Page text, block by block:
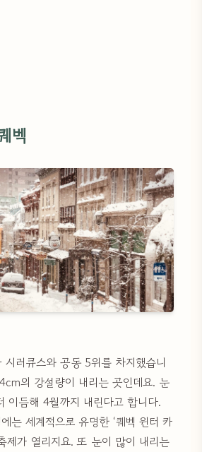
벡
시러큐스와 공동 5위를 차지했습니
의 강설량이 내리는 곳인데요. 눈
이듬해 4월까지 내린다고 합니다.
는 세계적으로 유명한 ‘퀘벡 윈터 카
제가 열리지요. 또 눈이 많이 내리는